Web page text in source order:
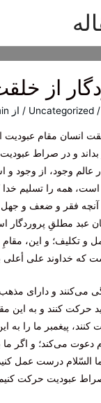
از
/
Uncategorized / از
انسان مقام
بداند و در صراط
عالم وجود، از وجود و
همه را تسلیم خدا
آنچه فقر و ضعف و جهل
عبد مطلقِ
و تكلیف؛ و این، مقامِ
كه خداوند علی أعلی
می‌كنند و دارای
حركت كنند و به این
كنند، پیغمبر ما را به
دعوت می‌كند؛ و اگر
السّلام درست عمل
عبودیت حركت